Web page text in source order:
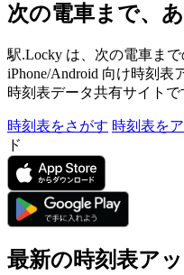
次の電車まで、
駅.Locky は、次の電車ま
iPhone/Android 向け時刻表
時刻表データ共有サイトで
時刻表をさがす 時刻表を
ド
最新の時刻表ア